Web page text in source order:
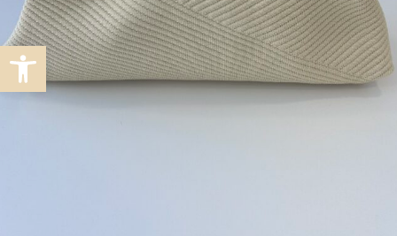
Abrir barra de herramientas